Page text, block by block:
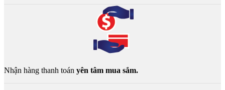
Nhận hàng thanh toán yên tâm mua sắm.